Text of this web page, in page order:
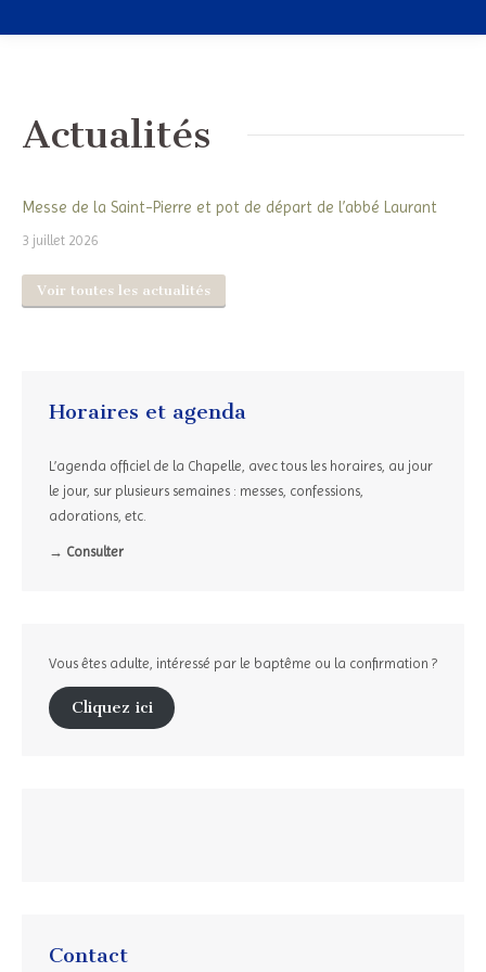
Actualités
Messe de la Saint-Pierre et pot de départ de l’abbé Laurant
3 juillet 2026
Voir toutes les actualités
Horaires et agenda
L’agenda officiel de la Chapelle, avec tous les horaires, au jour
le jour, sur plusieurs semaines : messes, confessions,
adorations, etc.
→ Consulter
Vous êtes adulte, intéressé par le baptême ou la confirmation ?
Cliquez ici
Contact